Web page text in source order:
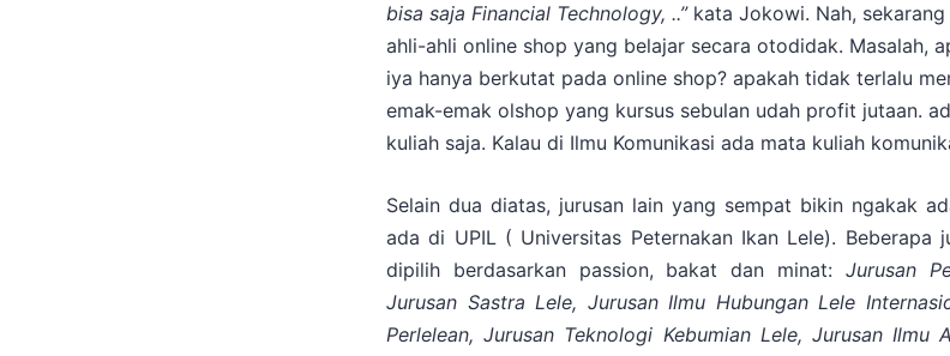
bisa saja Financial Technology, ..”kata Jokowi. Nah, sekarang
ahli-ahli online shop yang belajar secara otodidak. Masalah,
iya hanya berkutat pada online shop? apakah tidak terlalu
emak-emak olshop yang kursus sebulan udah profit jutaan.
kuliah saja. Kalau di Ilmu Komunikasi ada mata kuliah
Selain dua diatas, jurusan lain yang sempat bikin ngakak
ada di UPIL ( Universitas Peternakan Ikan Lele). Beberapa
dipilih berdasarkan passion, bakat dan minat: Jurusan
Jurusan Sastra Lele, Jurusan Ilmu Hubungan Lele
Perlelean, Jurusan Teknologi Kebumian Lele, Jurusan Ilmu